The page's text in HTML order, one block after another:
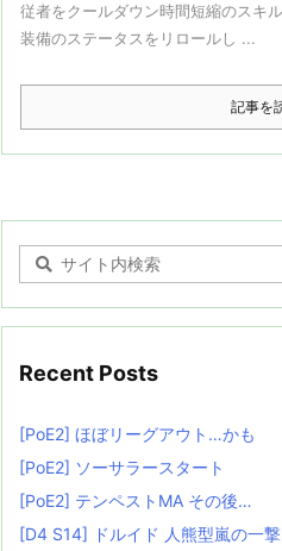
従者をクールダウン時間短縮のスキ
装備のステータスをリロールし ...
記事を
Recent Posts
[PoE2] ほぼリーグアウト…かも
[PoE2] ソーサラースタート
[PoE2] テンペストMA その後…
[D4 S14] ドルイド 人熊型嵐の一